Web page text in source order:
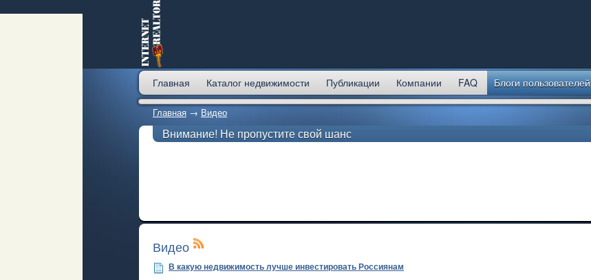
Главная Каталог недвижимости Публикации Компании FAQ Блоги пользователей
Главная → Видео
Внимание! Не пропустите свой шанс
Видео
В какую недвижимость лучше инвестировать Россиянам